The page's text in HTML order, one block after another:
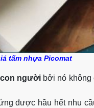
tấm nhựa Picomat
ngườibởi nó không
được hầu hết nhu